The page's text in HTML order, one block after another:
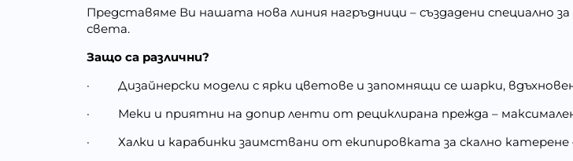
Представяме Ви нашата нова линия нагръдници – създадени
света.
Защо са различни?
·
Дизайнерски модели с ярки цветове и запомнящи се шарки,
·
Меки и приятни на допир ленти от рециклирана прежда –
·
Халки и карабинки заимствани от екипировката за скално